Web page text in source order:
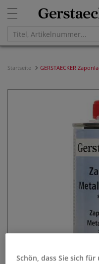
Startseite GERSTAECKER
Schön, dass Sie sich